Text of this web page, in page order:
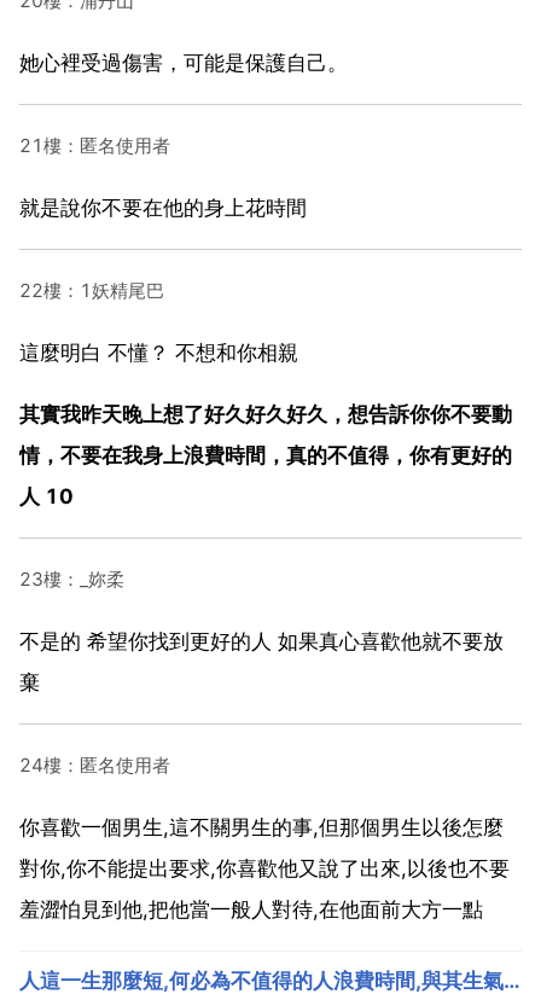
她心裡受過傷害，可能是保護自己。
21樓：匿名使用者
就是說你不要在他的身上花時間
22樓：1妖精尾巴
這麼明白 不懂？ 不想和你相親
其實我昨天晚上想了好久好久好久，想告訴你你不要動
情，不要在我身上浪費時間，真的不值得，你有更好的
人 10
23樓：_妳柔
不是的 希望你找到更好的人 如果真心喜歡他就不要放
棄
24樓：匿名使用者
你喜歡一個男生,這不關男生的事,但那個男生以後怎麼
對你,你不能提出要求,你喜歡他又說了出來,以後也不要
羞澀怕見到他,把他當一般人對待,在他面前大方一點
人這一生那麼短,何必為不值得的人浪費時間,與其生氣難過,不如平心靜氣想想怎麼挽回敗局